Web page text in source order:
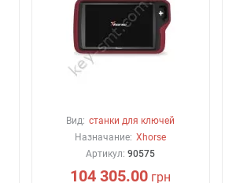
Вид: станки для ключей
Назначание: Xhorse
Артикул:90575
104 305.00 грн